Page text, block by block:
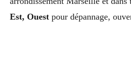
Est, Ouest pour dépannage,